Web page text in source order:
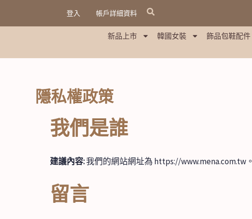
內
登入 帳戶詳細資料
新品上市 韓國女裝 飾品包鞋配件
隱私權政策
我們是誰
建議內容:我們的網站網址為 https://www.mena.com.tw。
留言